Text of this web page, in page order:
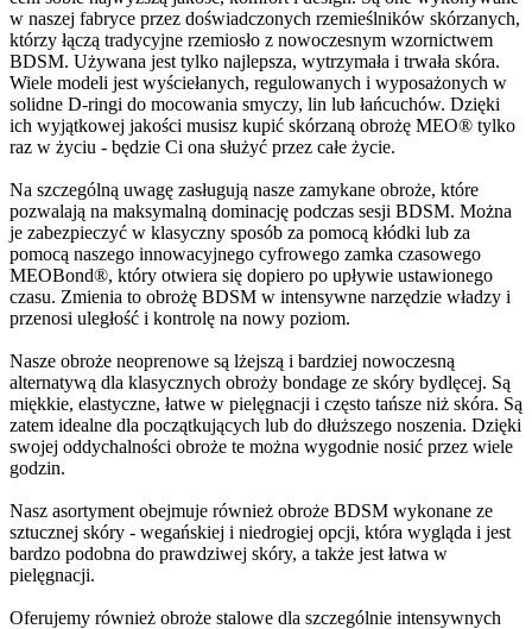
w naszej fabryce przez doświadczonych rzemieślników skórzanych,
którzy łączą tradycyjne rzemiosło z nowoczesnym wzornictwem
BDSM. Używana jest tylko najlepsza, wytrzymała i trwała skóra.
Wiele modeli jest wyściełanych, regulowanych i wyposażonych w
solidne D-ringi do mocowania smyczy, lin lub łańcuchów. Dzięki
ich wyjątkowej jakości musisz kupić skórzaną obrożę MEO® tylko
raz w życiu - będzie Ci ona służyć przez całe życie.
Na szczególną uwagę zasługują nasze zamykane obroże, które
pozwalają na maksymalną dominację podczas sesji BDSM. Można
je zabezpieczyć w klasyczny sposób za pomocą kłódki lub za
pomocą naszego innowacyjnego cyfrowego zamka czasowego
MEOBond®, który otwiera się dopiero po upływie ustawionego
czasu. Zmienia to obrożę BDSM w intensywne narzędzie władzy i
przenosi uległość i kontrolę na nowy poziom.
Nasze obroże neoprenowe są lżejszą i bardziej nowoczesną
alternatywą dla klasycznych obroży bondage ze skóry bydlęcej. Są
miękkie, elastyczne, łatwe w pielęgnacji i często tańsze niż skóra. Są
zatem idealne dla początkujących lub do dłuższego noszenia. Dzięki
swojej oddychalności obroże te można wygodnie nosić przez wiele
godzin.
Nasz asortyment obejmuje również obroże BDSM wykonane ze
sztucznej skóry - wegańskiej i niedrogiej opcji, która wygląda i jest
bardzo podobna do prawdziwej skóry, a także jest łatwa w
pielęgnacji.
Oferujemy również obroże stalowe dla szczególnie intensywnych